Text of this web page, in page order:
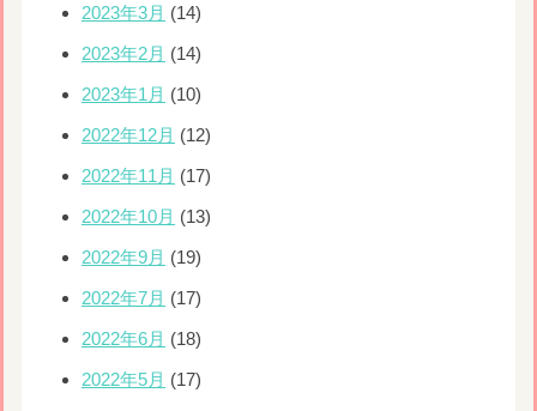
2023年3月 (14)
2023年2月 (14)
2023年1月 (10)
2022年12月 (12)
2022年11月 (17)
2022年10月 (13)
2022年9月 (19)
2022年7月 (17)
2022年6月 (18)
2022年5月 (17)